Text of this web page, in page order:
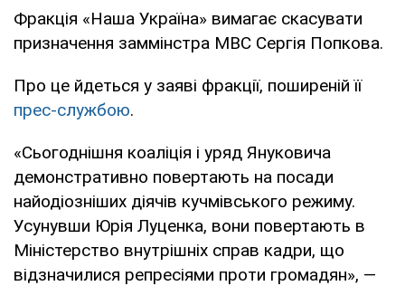
Фракція «Наша Україна» вимагає скасувати
призначення заммінстра МВС Сергія Попкова.
Про це йдеться у заяві фракції, поширеній її
прес-службою.
«Сьогоднішня коаліція і уряд Януковича
демонстративно повертають на посади
найодіозніших діячів кучмівського режиму.
Усунувши Юрія Луценка, вони повертають в
Міністерство внутрішніх справ кадри, що
відзначилися репресіями проти громадян», —